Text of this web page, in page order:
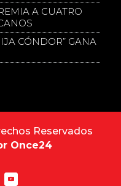
A CUATRO
CÓNDOR” GANA
Reservados
Once24